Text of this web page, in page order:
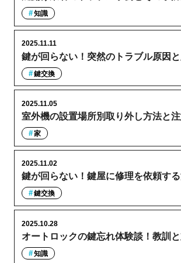
知識
鍵が回らない！突然のトラブル原因
2025.11.11
鍵交換
室外機の設置場所別取り外し方法と
2025.11.05
家
鍵が回らない！鍵屋に修理を依頼す
2025.11.02
鍵交換
オートロックの鍵忘れ体験談！教訓
2025.10.28
知識